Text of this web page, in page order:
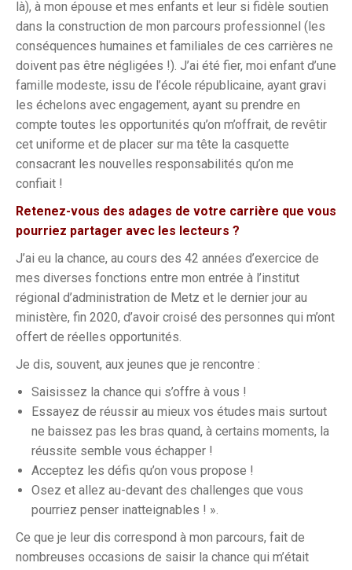
là), à mon épouse et mes enfants et leur si fidèle soutien
dans la construction de mon parcours professionnel (les
conséquences humaines et familiales de ces carrières ne
doivent pas être négligées !). J’ai été fier, moi enfant d’une
famille modeste, issu de l’école républicaine, ayant gravi
les échelons avec engagement, ayant su prendre en
compte toutes les opportunités qu’on m’offrait, de revêtir
cet uniforme et de placer sur ma tête la casquette
consacrant les nouvelles responsabilités qu’on me
confiait !
Retenez-vous des adages de votre carrière que vous
pourriez partager avec les lecteurs ?
J’ai eu la chance, au cours des 42 années d’exercice de
mes diverses fonctions entre mon entrée à l’institut
régional d’administration de Metz et le dernier jour au
ministère, fin 2020, d’avoir croisé des personnes qui m’ont
offert de réelles opportunités.
Je dis, souvent, aux jeunes que je rencontre :
Saisissez la chance qui s’offre à vous !
Essayez de réussir au mieux vos études mais surtout
ne baissez pas les bras quand, à certains moments, la
réussite semble vous échapper !
Acceptez les défis qu’on vous propose !
Osez et allez au-devant des challenges que vous
pourriez penser inatteignables ! ».
Ce que je leur dis correspond à mon parcours, fait de
nombreuses occasions de saisir la chance qui m’était